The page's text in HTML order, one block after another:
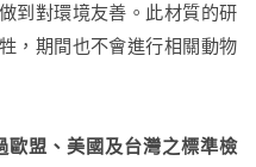
到對環境友善。此材質的研
，期間也不會進行相關動物
歐盟、美國及台灣之標準檢